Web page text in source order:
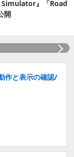
』「Road
開
作と表示の確認/